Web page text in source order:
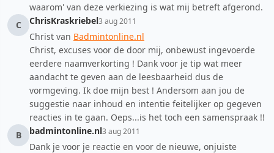
waarom' van deze verkiezing is wat mij betreft afgerond.
C
ChrisKraskriebel3 aug 2011
Christ van Badmintonline.nl
Christ, excuses voor de door mij, onbewust ingevoerde
eerdere naamverkorting ! Dank voor je tip wat meer
aandacht te geven aan de leesbaarheid dus de
vormgeving. Ik doe mijn best ! Andersom aan jou de
suggestie naar inhoud en intentie feitelijker op gegeven
reacties in te gaan. Oeps...is het toch een samenspraak !!
B
badmintonline.nl3 aug 2011
Dank je voor je reactie en voor de nieuwe, onjuiste